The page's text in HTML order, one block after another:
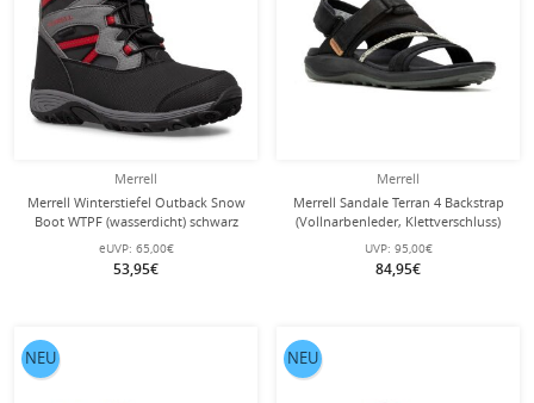
Merrell
Merrell Winterstiefel Outback Snow
Boot WTPF (wasserdicht) schwarz
Kinder
eUVP: 65,00€
53,95€
Merrell
Merrell Sandale Terran 4 Backstrap
(Vollnarbenleder, Klettverschluss)
schwarz Damen
UVP: 95,00€
84,95€
NEU NEU